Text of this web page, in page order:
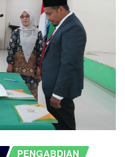
PENGABDIAN